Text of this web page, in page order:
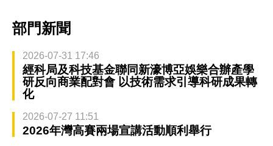
部門新聞
2026-07-31 17:46
經科局及科技基金聯同新濠博亞娛樂合辦產學
研反向商業配對會 以技術需求引導科研成果轉
化
2026-07-27 11:51
2026年灣高賽兩場宣講活動順利舉行